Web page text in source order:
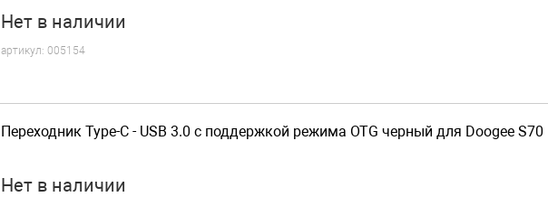
Нет в наличии
артикул: 005154
Переходник Type-C - USB 3.0 с поддержкой режима OTG черный для Doogee S70
Нет в наличии